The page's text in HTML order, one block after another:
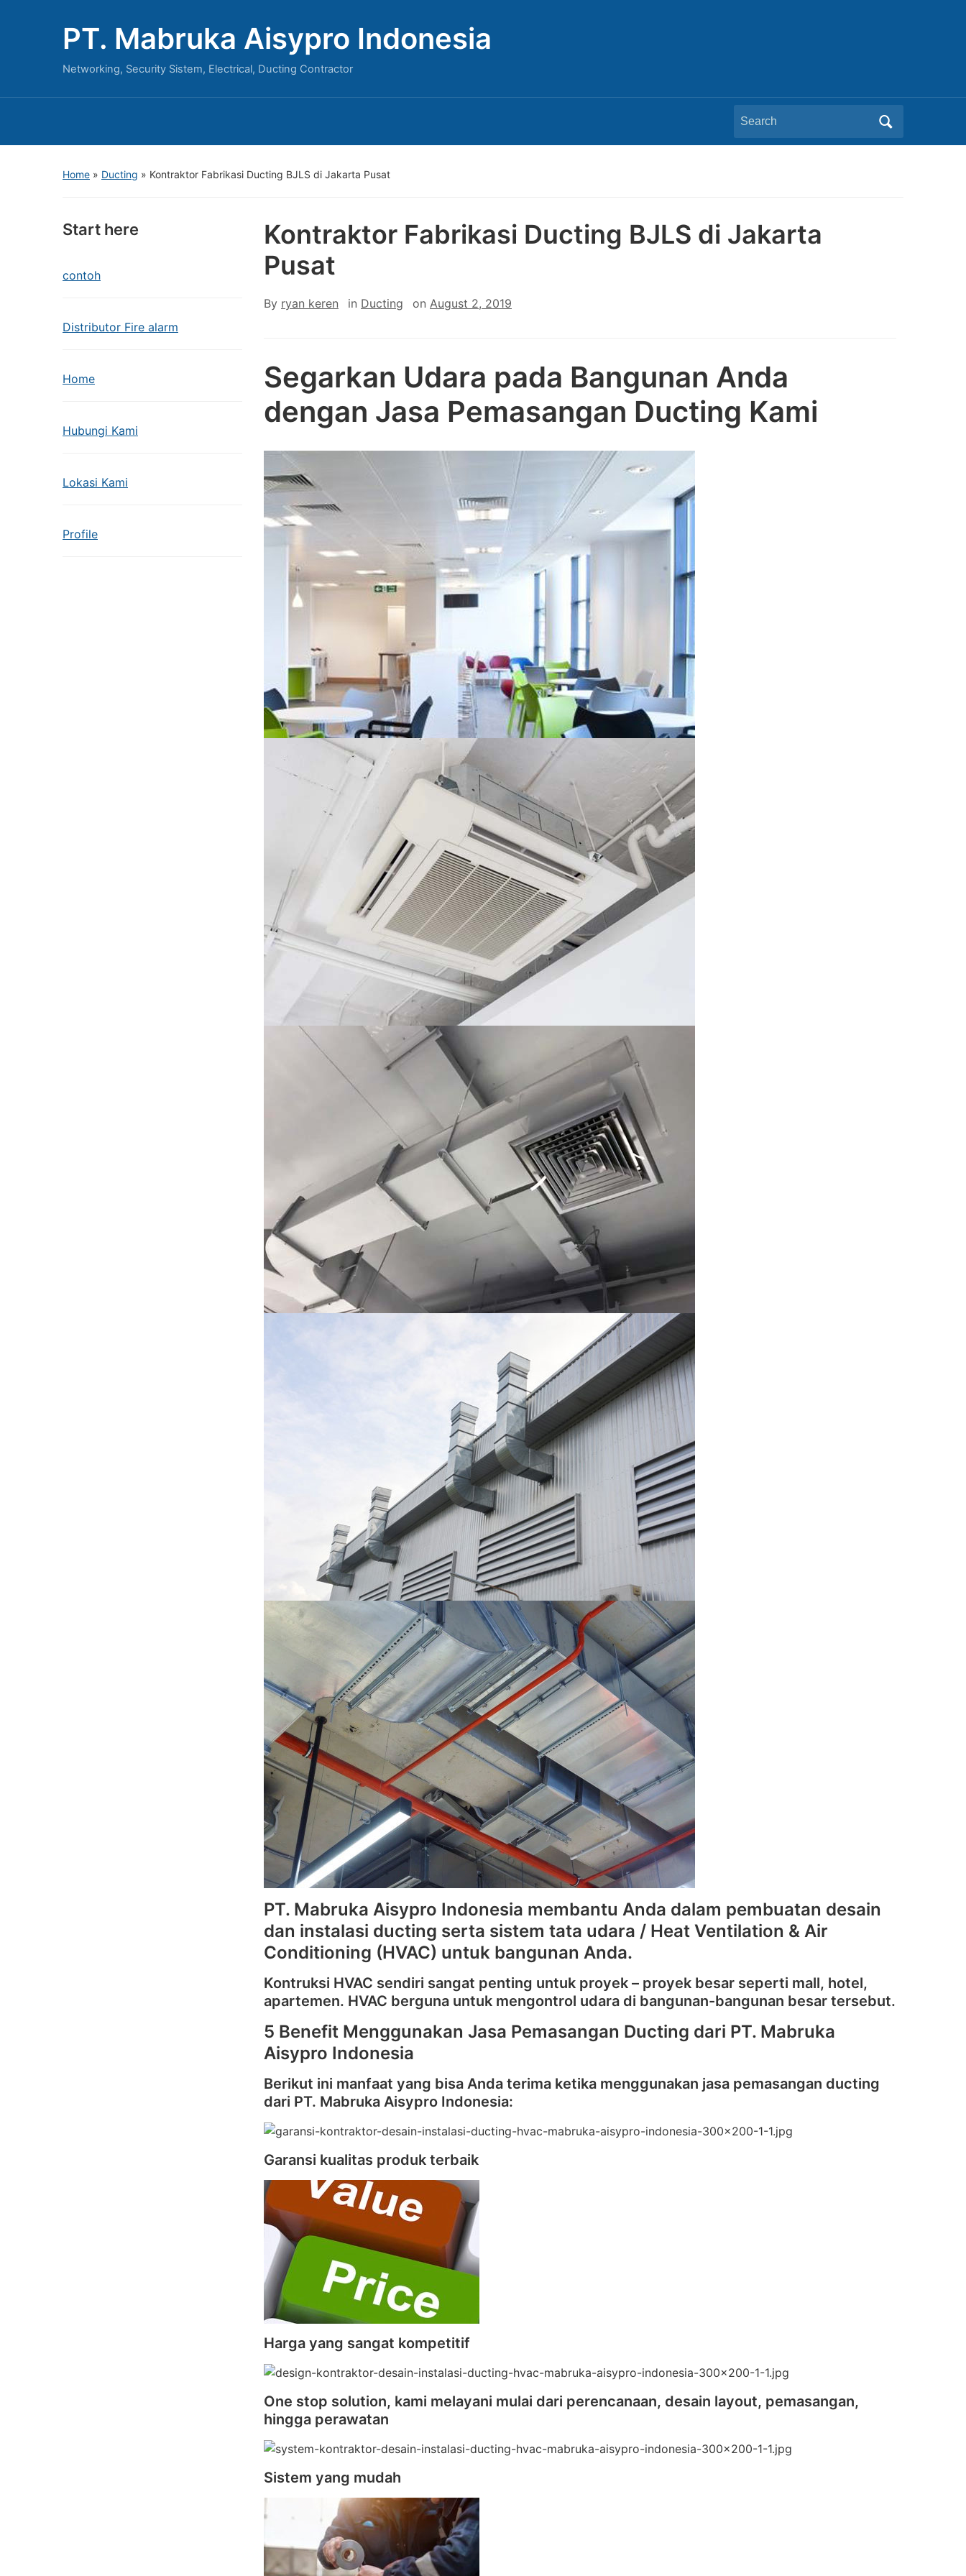
PT. Mabruka Aisypro Indonesia
Networking, Security Sistem, Electrical, Ducting Contractor
Search
for:
Home » Ducting » Kontraktor Fabrikasi Ducting BJLS di Jakarta Pusat
Start here
contoh
Distributor Fire alarm
Home
Hubungi Kami
Lokasi Kami
Profile
Kontraktor Fabrikasi Ducting BJLS di Jakarta
Pusat
By ryan keren in Ducting on August 2, 2019
Segarkan Udara pada Bangunan Anda
dengan Jasa Pemasangan Ducting Kami
PT. Mabruka Aisypro Indonesia membantu Anda dalam pembuatan desain
dan instalasi ducting serta sistem tata udara / Heat Ventilation & Air
Conditioning (HVAC) untuk bangunan Anda.
Kontruksi HVAC sendiri sangat penting untuk proyek – proyek besar seperti mall, hotel,
apartemen. HVAC berguna untuk mengontrol udara di bangunan-bangunan besar tersebut.
5 Benefit Menggunakan Jasa Pemasangan Ducting dari PT. Mabruka
Aisypro Indonesia
Berikut ini manfaat yang bisa Anda terima ketika menggunakan jasa pemasangan ducting
dari PT. Mabruka Aisypro Indonesia:
Garansi kualitas produk terbaik
Harga yang sangat kompetitif
One stop solution, kami melayani mulai dari perencanaan, desain layout, pemasangan,
hingga perawatan
Sistem yang mudah